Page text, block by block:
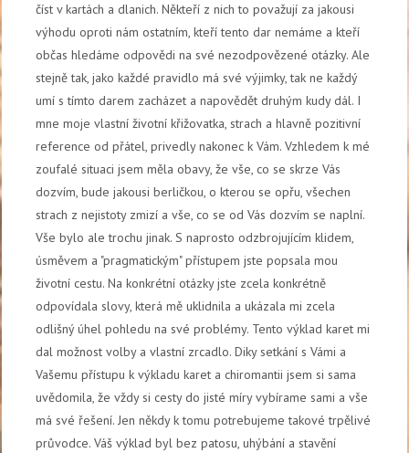
číst v kartách a dlanich. Někteří z nich to považují za jakousi
výhodu oproti nám ostatním, kteří tento dar nemáme a kteří
občas hledáme odpovědi na své nezodpovězené otázky. Ale
stejně tak, jako každé pravidlo má své výjimky, tak ne každý
umí s tímto darem zacházet a napovědět druhým kudy dál. I
mne moje vlastní životní křižovatka, strach a hlavně pozitivní
reference od přátel, privedly nakonec k Vám. Vzhledem k mé
zoufalé situaci jsem měla obavy, že vše, co se skrze Vás
dozvím, bude jakousi berličkou, o kterou se opřu, všechen
strach z nejistoty zmizí a vše, co se od Vás dozvím se naplní.
Vše bylo ale trochu jinak. S naprosto odzbrojujícím klidem,
úsměvem a "pragmatickým" přístupem jste popsala mou
životní cestu. Na konkrétní otázky jste zcela konkrétně
odpovídala slovy, která mě uklidnila a ukázala mi zcela
odlišný úhel pohledu na své problémy. Tento výklad karet mi
dal možnost volby a vlastní zrcadlo. Diky setkání s Vámi a
Vašemu přístupu k výkladu karet a chiromantii jsem si sama
uvědomila, že vždy si cesty do jisté míry vybírame sami a vše
má své řešení. Jen někdy k tomu potrebujeme takové trpělivé
průvodce. Váš výklad byl bez patosu, uhýbání a stavění